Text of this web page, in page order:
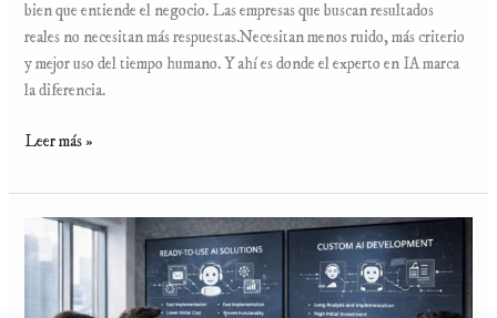
bien que entiende el negocio. Las empresas que buscan resultados
reales no necesitan más respuestas.Necesitan menos ruido, más criterio
y mejor uso del tiempo humano. Y ahí es donde el experto en IA marca
la diferencia.
Leer más »
lista